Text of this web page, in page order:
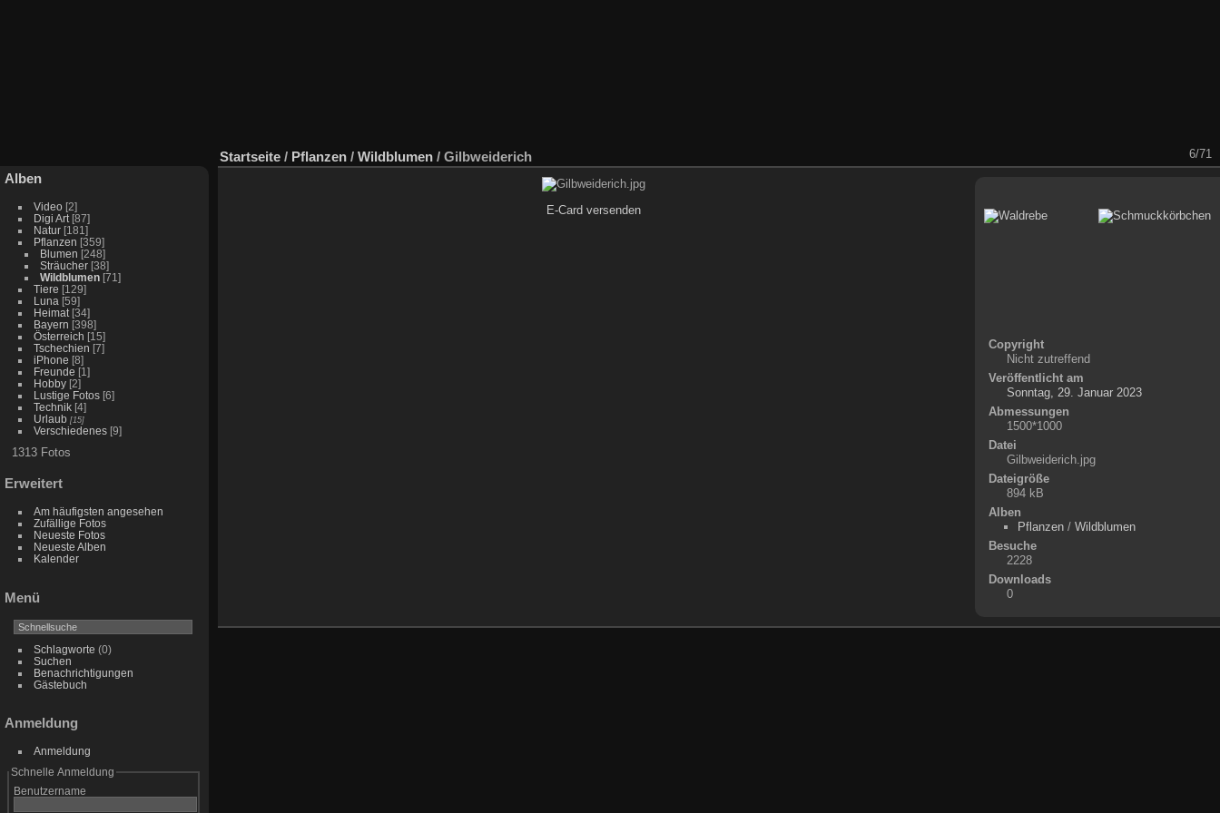
Alben
Video[2]
Digi Art[87]
Natur[181]
Pflanzen [359]
Blumen [248]
Sträucher[38]
Wildblumen[71]
Tiere [129]
Luna [59]
Heimat[34]
Bayern [398]
Österreich [15]
Tschechien [7]
iPhone [8]
Freunde [1]
Hobby[2]
Lustige Fotos[6]
Technik[4]
Urlaub[15]
Verschiedenes[9]
1313 Fotos
Erweitert
Am häufigsten angesehen
Zufällige Fotos
Neueste Fotos
Neueste Alben
Kalender
Menü
Schlagworte (0)
Suchen
Benachrichtigungen
Gästebuch
Anmeldung
Anmeldung
Schnelle Anmeldung
Benutzername
Startseite / Pflanzen / Wildblumen / Gilbweiderich 6/71
E-Card versenden
Copyright
Nicht zutreffend
Veröffentlicht am
Sonntag, 29. Januar 2023
Abmessungen
1500*1000
Datei
Gilbweiderich.jpg
Dateigröße
894 kB
Alben
Pflanzen /Wildblumen
Besuche
2228
Downloads
0